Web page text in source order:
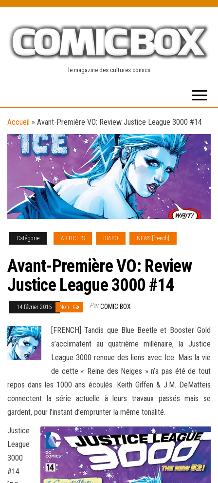
content
le magazine des cultures comics
Accueil » Avant-Première VO: Review Justice League 3000 #14
Catégorie ARTICLES DIAPO NEWS [french]
Avant-Première VO: Review
Justice League 3000 #14
14 février 2015 Non ParCOMIC BOX
[FRENCH] Tandis que Blue Beetle et Booster Gold
s’acclimatent au quatrième millénaire, la Justice
League 3000 renoue des liens avec Ice. Mais la vie
de cette « Reine des Neiges » n’a pas été de tout
repos dans les 1000 ans écoulés. Keith Giffen & J.M. DeMatteis
connectent la série actuelle à leurs travaux passés mais se
gardent, pour l’instant d’emprunter la même tonalité.
Justice
League
3000
#14